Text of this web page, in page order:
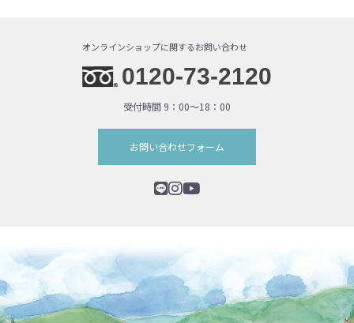
オンラインショップに関するお問い合わせ
0120-73-2120
受付時間 9：00〜18：00
お問い合わせフォーム